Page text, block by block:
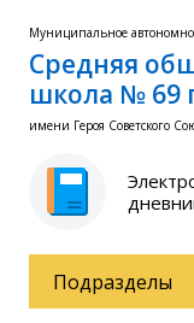
Муниципальное
Средняя
школа № 69
имени Героя Советского
Подразделы